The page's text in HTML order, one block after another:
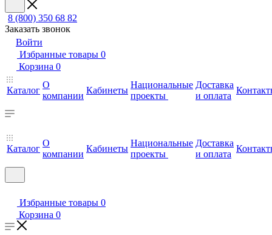
8 (800) 350 68 82
Заказать звонок
Войти
Избранные товары 0
Корзина 0
Каталог
О
компании
Кабинеты
Национальные
проекты
Доставка
и оплата
Каталог
О
компании
Кабинеты
Национальные
проекты
Доставка
и оплата
Избранные товары 0
Корзина 0